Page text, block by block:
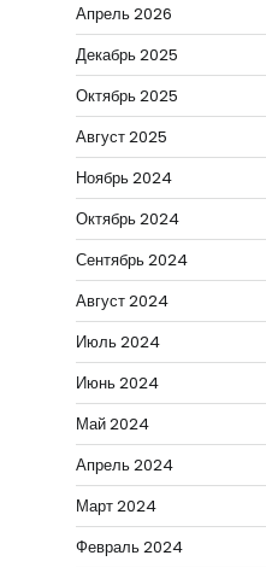
Апрель 2026
Декабрь 2025
Октябрь 2025
Август 2025
Ноябрь 2024
Октябрь 2024
Сентябрь 2024
Август 2024
Июль 2024
Июнь 2024
Май 2024
Апрель 2024
Март 2024
Февраль 2024